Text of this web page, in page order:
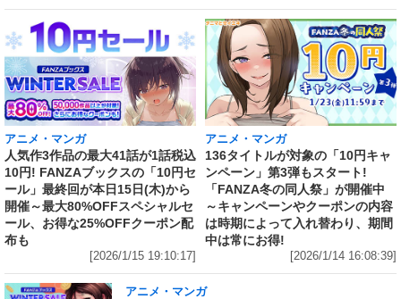
アニメ・マンガ
人気作3作品の最大41話が1話税込
10円! FANZAブックスの「10円セ
ール」最終回が本日15日(木)から
開催～最大80%OFFスペシャルセ
ール、お得な25%OFFクーポン配
布も
[2026/1/15 19:10:17]
アニメ・マンガ
136タイトルが対象の「10円キャ
ンペーン」第3弾もスタート!
「FANZA冬の同人祭」が開催中
～キャンペーンやクーポンの内容
は時期によって入れ替わり、期間
中は常にお得!
[2026/1/14 16:08:39]
アニメ・マンガ